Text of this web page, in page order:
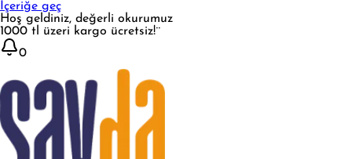
İçeriğe geç
Hoş geldiniz, değerli okurumuz
1000 tl üzeri kargo ücretsiz!¨
0